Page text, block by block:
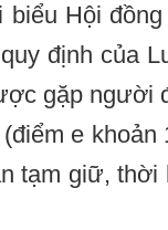
Hội
định của
gặp người
e
tạm giữ, thời